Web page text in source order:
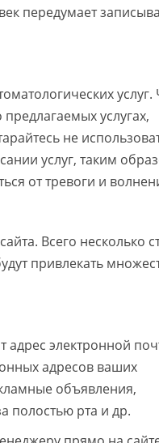
передумает
услугах,
не
услуг, таким
от тревоги и
Всего несколько
привлекать
адрес электронной
адресов ваших
объявления,
полостью рта и др.